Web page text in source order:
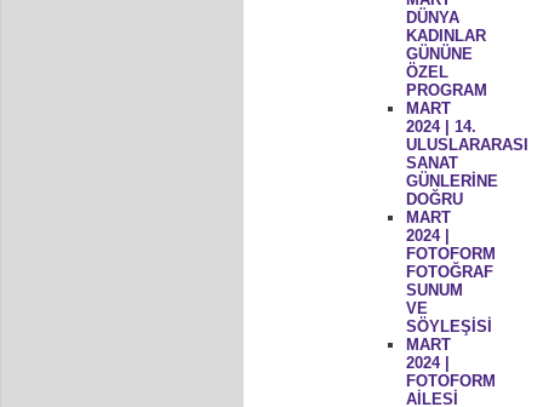
DÜNYA
KADINLAR
GÜNÜNE
ÖZEL
PROGRAM
MART
2024 | 14.
ULUSLARARASI
SANAT
GÜNLERİNE
DOĞRU
MART
2024 |
FOTOFORM
FOTOĞRAF
SUNUM
VE
SÖYLEŞİSİ
MART
2024 |
FOTOFORM
AİLESİ